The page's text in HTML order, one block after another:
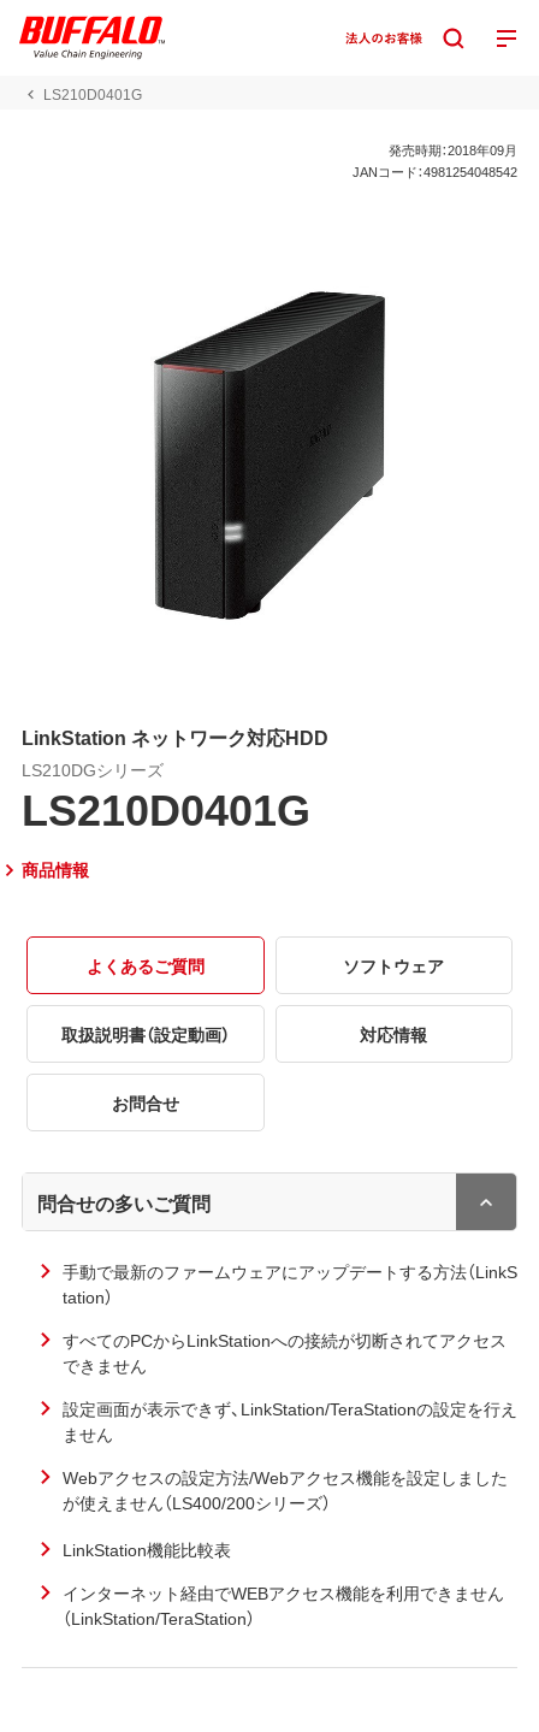
LS210D0401G
発売時期：2018年09月
JANコード：4981254048542
LinkStation ネットワーク対応HDD
LS210DGシリーズ
LS210D0401G
商品情報
よくあるご質問 ソフトウェア
取扱説明書（設定動画） 対応情報
お問合せ
問合せの多いご質問
手動で最新のファームウェアにアップデートする方法（LinkS
tation）
すべてのPCからLinkStationへの接続が切断されてアクセス
できません
設定画面が表示できず、LinkStation/TeraStationの設定を行え
ません
Webアクセスの設定方法/Webアクセス機能を設定しました
が使えません（LS400/200シリーズ）
LinkStation機能比較表
インターネット経由でWEBアクセス機能を利用できません
（LinkStation/TeraStation）